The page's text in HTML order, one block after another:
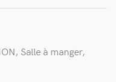
, Salle à manger,